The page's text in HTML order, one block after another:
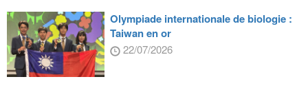
Olympiade internationale de biologie :
Taiwan en or
22/07/2026